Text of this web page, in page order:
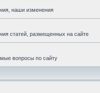
наши изменения
статей, размещенных на сайте
вопросы по сайту